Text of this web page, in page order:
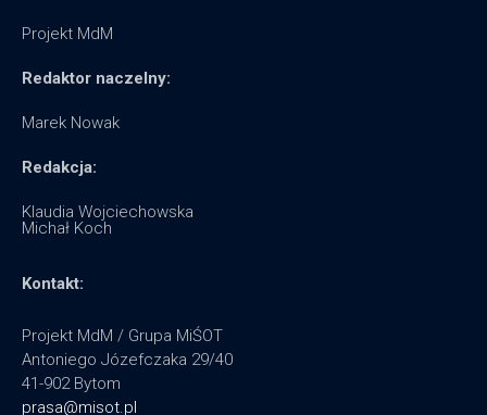
Projekt MdM
Redaktor naczelny:
Marek Nowak
Redakcja:
Klaudia Wojciechowska
Michał Koch
Kontakt:
Projekt MdM / Grupa MiŚOT
Antoniego Józefczaka 29/40
41-902 Bytom
prasa@misot.pl